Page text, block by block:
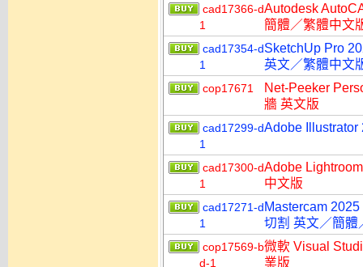
cad17366-d
1
Autodesk
簡體／繁體中文
cad17354-d
1
SketchUp Pro
英文／繁體中文
cop17671
Net-Peeker
牆 英文版
cad17299-d
1
Adobe Illustrator
cad17300-d
1
Adobe
中文版
cad17271-d
1
Mastercam
切割 英文／簡體
cop17569-b
d-1
微軟 Visual
業版